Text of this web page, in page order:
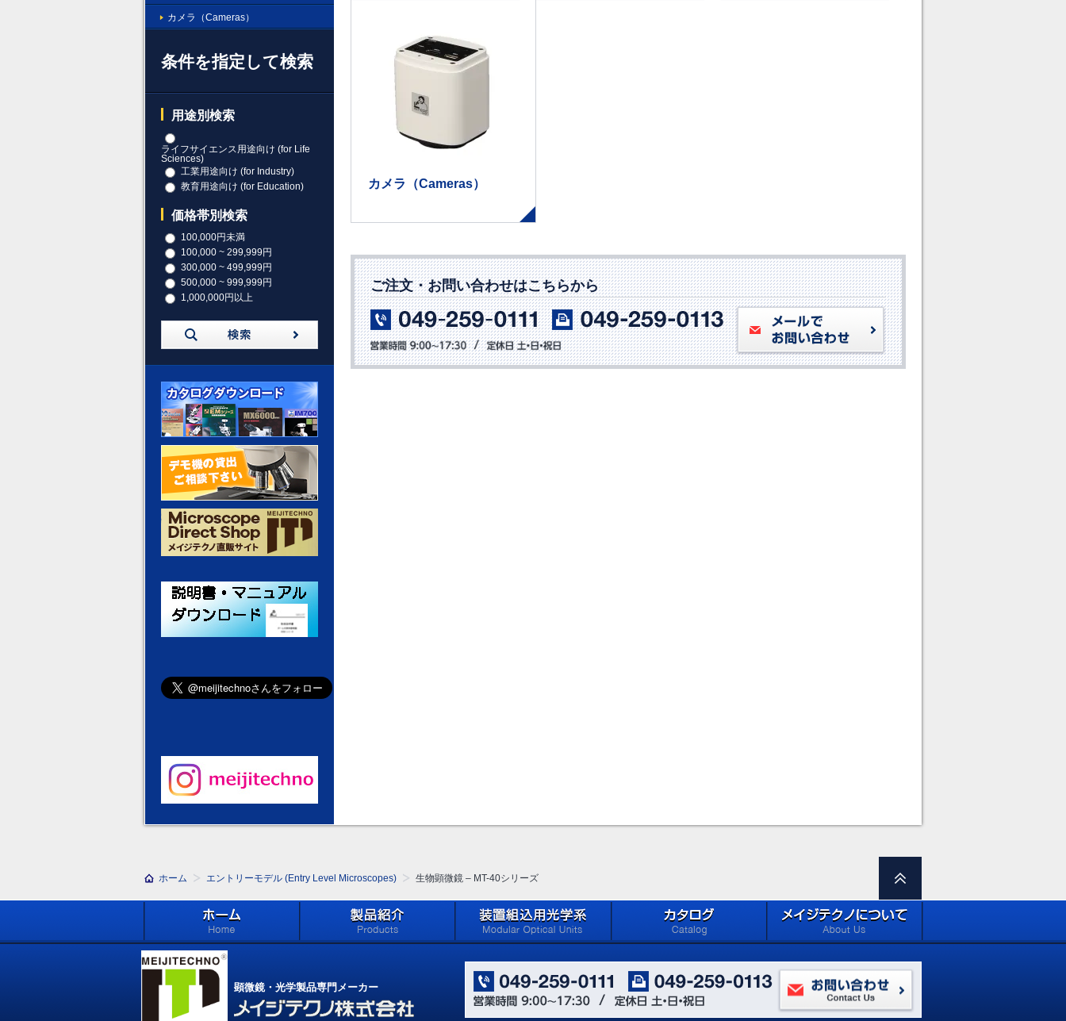
カメラ（Cameras）
条件を指定して検索
用途別検索
ライフサイエンス用途向け (for Life
Sciences)
工業用途向け (for Industry)
教育用途向け (for Education)
価格帯別検索
100,000円未満
100,000 ~ 299,999円
300,000 ~ 499,999円
500,000 ~ 999,999円
1,000,000円以上
カタログダウンロード
デモ機の貸出 ご相談ください
カメラ（Cameras）
ご注文・お問い合わせはこちらから
メールでお問い合わせ
ホーム エントリーモデル (Entry Level Microscopes) 生物顕微鏡 – MT-40シリーズ
ホーム
学系」 (Microscope
Components for Reflected
Light Applications)
(Catalog Download Site)
Meiji Techno)
顕微鏡・光学製品専門メーカー